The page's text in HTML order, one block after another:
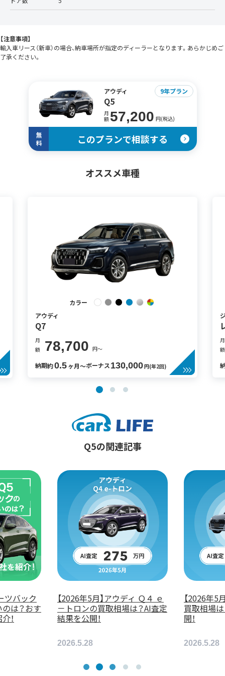
【注意事項】
輸入車リース（新車）の場合、納車場所が指定のディーラーとなります。あらかじめご
了承ください。
アウディ
Q5
月
額 57,200 円(税込)
9年プラン
無
料
このプランで相談する
オススメ車種
カラー
アウディ
Q7
月
額
78,700 円〜
納期約0.5ヶ月〜ボーナス130,000円(年2回)
月
額
Q5の関連記事
【2026年5月】アウディ Ｑ５の
買取相場は？AI査定結果を公
奈良の車買取業者お
を紹介！